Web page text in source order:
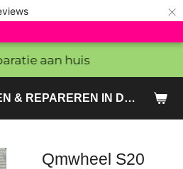
×
FATBIKES KOPEN & REPAREREN IN DEN HAAG EN ZOETERMEER - SACHE BIKES
aan huis
Qmwheel S20